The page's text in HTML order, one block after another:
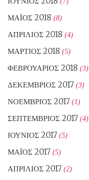
ΜΆΙΟΣ 2018 (8)
ΑΠΡΊΛΙΟΣ 2018 (4)
ΜΆΡΤΙΟΣ 2018 (5)
ΦΕΒΡΟΥΆΡΙΟΣ 2018 (3)
ΔΕΚΈΜΒΡΙΟΣ 2017 (3)
ΝΟΈΜΒΡΙΟΣ 2017 (1)
ΣΕΠΤΈΜΒΡΙΟΣ 2017 (4)
ΙΟΎΝΙΟΣ 2017 (5)
ΜΆΙΟΣ 2017 (5)
ΑΠΡΊΛΙΟΣ 2017 (2)